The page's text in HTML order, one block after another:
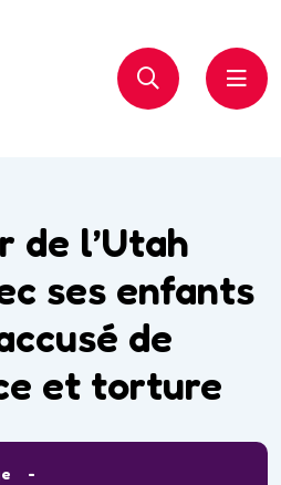
de l’Utah
ses enfants
de
et torture